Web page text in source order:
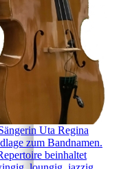
Uta Regina
zum Bandnamen.
beinhaltet